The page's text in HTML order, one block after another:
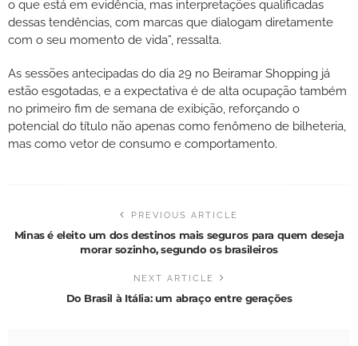
o que está em evidência, mas interpretações qualificadas
dessas tendências, com marcas que dialogam diretamente
com o seu momento de vida”, ressalta.
As sessões antecipadas do dia 29 no Beiramar Shopping já
estão esgotadas, e a expectativa é de alta ocupação também
no primeiro fim de semana de exibição, reforçando o
potencial do título não apenas como fenômeno de bilheteria,
mas como vetor de consumo e comportamento.
PREVIOUS ARTICLE
Minas é eleito um dos destinos mais seguros para quem deseja
morar sozinho, segundo os brasileiros
NEXT ARTICLE
Do Brasil à Itália: um abraço entre gerações